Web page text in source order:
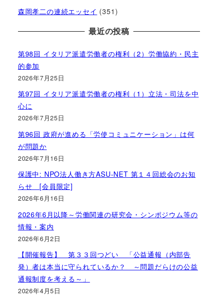
森岡孝二の連続エッセイ (351)
最近の投稿
第98回 イタリア派遣労働者の権利（2）労働協約・民主
的参加
2026年7月25日
第97回 イタリア派遣労働者の権利（1）立法・司法を中
心に
2026年7月25日
第96回 政府が進める「労使コミュニケーション」は何
が問題か
2026年7月16日
保護中: NPO法人働き方ASU-NET 第１４回総会のお知
らせ [会員限定]
2026年6月16日
2026年6月以降～労働関連の研究会・シンポジウム等の
情報・案内
2026年6月2日
【開催報告】 第３３回つどい 「公益通報（内部告
発）者は本当に守られているか？ ～問題だらけの公益
通報制度を考える～」
2026年4月5日